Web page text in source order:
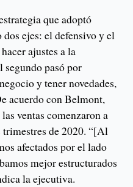
que adoptó
ejes: el defensivo y el
ajustes a la
pasó por
y tener novedades,
acuerdo con Belmont,
ventas comenzaron a
de 2020. “[Al
afectados por el lado
mejor estructurados
la ejecutiva.